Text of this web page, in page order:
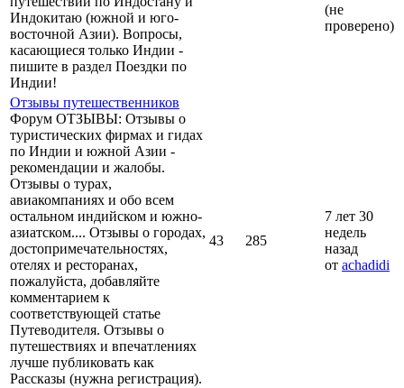
Индокитаю (южной и юго-
восточной Азии). Вопросы,
касающиеся только Индии -
пишите в раздел Поездки по
Индии!
(не
проверено)
Отзывы путешественников
Форум ОТЗЫВЫ: Отзывы о
туристических фирмах и гидах
по Индии и южной Азии -
рекомендации и жалобы.
Отзывы о турах,
авиакомпаниях и обо всем
остальном индийском и южно-
азиатском.... Отзывы о городах,
достопримечательностях,
отелях и ресторанах,
пожалуйста, добавляйте
комментарием к
соответствующей статье
Путеводителя. Отзывы о
путешествиях и впечатлениях
лучше публиковать как
Рассказы (нужна регистрация).
43 285
7 лет 30
недель
назад
от achadidi